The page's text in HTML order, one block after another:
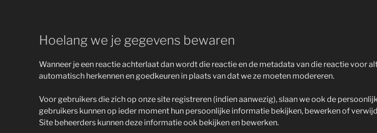
Hoelang we je gegevens bewaren
Wanneer je een reactie achterlaat dan wordt die reactie en de metadata van die reactie voor
automatisch herkennen en goedkeuren in plaats van dat we ze moeten modereren.
Voor gebruikers die zich op onze site registreren (indien aanwezig), slaan we ook de
gebruikers kunnen op ieder moment hun persoonlijke informatie bekijken, bewerken of
Site beheerders kunnen deze informatie ook bekijken en bewerken.